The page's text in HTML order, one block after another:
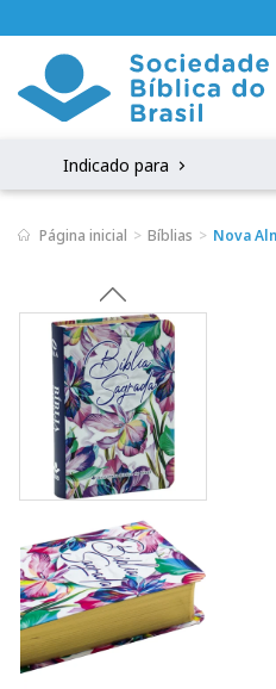
Indicado para
Página inicial Bíblias Nova